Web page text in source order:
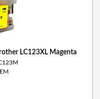
LC123XL Magenta